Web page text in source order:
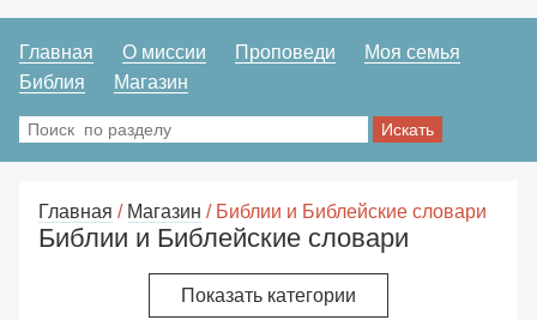
Главная О миссии Проповеди
Моя семья
Библия
Магазин
Главная / Магазин / Библии и Библейские словари
Библии и Библейские словари
Показать категории